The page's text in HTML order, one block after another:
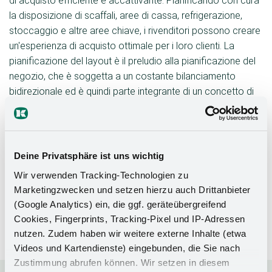
Deine Privatsphäre ist uns wichtig
Wir verwenden Tracking-Technologien zu
Marketingzwecken und setzen hierzu auch Drittanbieter
(Google Analytics) ein, die ggf. geräteübergreifend
Cookies, Fingerprints, Tracking-Pixel und IP-Adressen
nutzen. Zudem haben wir weitere externe Inhalte (etwa
Videos und Kartendienste) eingebunden, die Sie nach
Zustimmung abrufen können. Wir setzen in diesem
la disposizione di scaffali, aree di cassa, refrigerazione,
stoccaggio e altre aree chiave, i rivenditori possono creare
un'esperienza di acquisto ottimale per i loro clienti. La
pianificazione del layout è il preludio alla pianificazione del
negozio, che è soggetta a un costante bilanciamento
bidirezionale ed è quindi parte integrante di un concetto di
negozio.
estetico del negozio, ma ha anche un'influenza diretta
prodotti e sulla fidelizzazione dei clienti. Un layout del
negozio ben progettato può aiutare a dirigere il flusso dei
clienti, ad aumentare la visibilità dei prodotti e a migliorare
l'esperienza di acquisto complessiva.